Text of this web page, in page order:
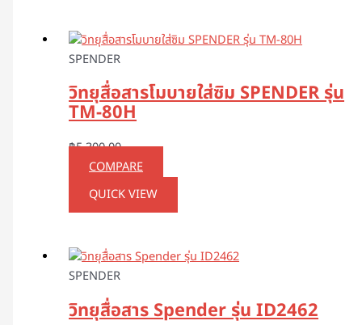
SPENDER
วิทยุสื่อสารโมบายใส่ซิม SPENDER รุ่น
TM-80H
฿5,300.00
COMPARE
QUICK VIEW
SPENDER
วิทยุสื่อสาร Spender รุ่น ID2462